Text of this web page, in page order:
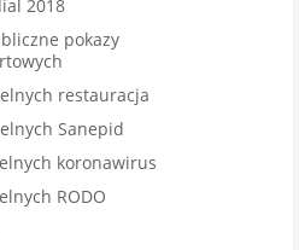
2018
pokazy
restauracja
Sanepid
koronawirus
RODO